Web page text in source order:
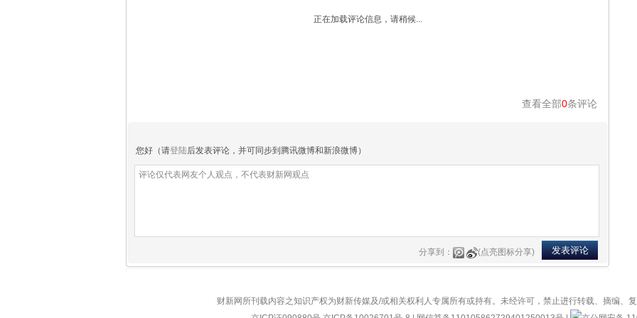
正在加载评论信息，请稍候...
查看全部0条评论
您好（请登陆后发表评论，并可同步到腾讯微博和新浪微博）
分享到： (点亮图标分享)
财新网所刊载内容之知识产权为财新传媒及/或相关权利人专属所有或持有。未经许可，禁止进行转载、摘编、复